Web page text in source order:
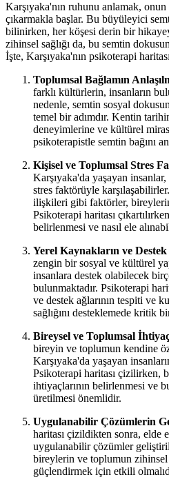
Karşıyaka'nın ruhunu anlamak, onun
çıkarmakla başlar. Bu büyüleyici
bilinirken, her köşesi derin bir
zihinsel sağlığı da, bu semtin
İşte, Karşıyaka'nın psikoterapi
Toplumsal Bağlamın
farklı kültürlerin, insanların
nedenle, semtin sosyal
temel bir adımdır. Kentin
deneyimlerine ve kültürel
psikoterapistle semtin bağını
Kişisel ve Toplumsal Stres
Karşıyaka'da yaşayan
stres faktörüyle
ilişkileri gibi faktörler,
Psikoterapi haritası
belirlenmesi ve nasıl ele
Yerel Kaynakların ve Destek
zengin bir sosyal ve kültürel
insanlara destek olabilecek
bulunmaktadır. Psikoterapi
ve destek ağlarının tespiti ve
sağlığını desteklemede kritik
Bireysel ve Toplumsal
bireyin ve toplumun kendine
Karşıyaka'da yaşayan
Psikoterapi haritası çizilirken,
ihtiyaçlarının belirlenmesi ve
üretilmesi önemlidir.
Uygulanabilir Çözümlerin
haritası çizildikten sonra, elde
uygulanabilir çözümler
bireylerin ve toplumun zihinsel
güçlendirmek için etkili